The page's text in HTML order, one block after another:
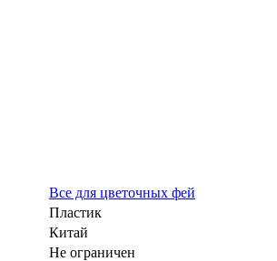
Все для цветочных фей
Пластик
Китай
Не ограничен